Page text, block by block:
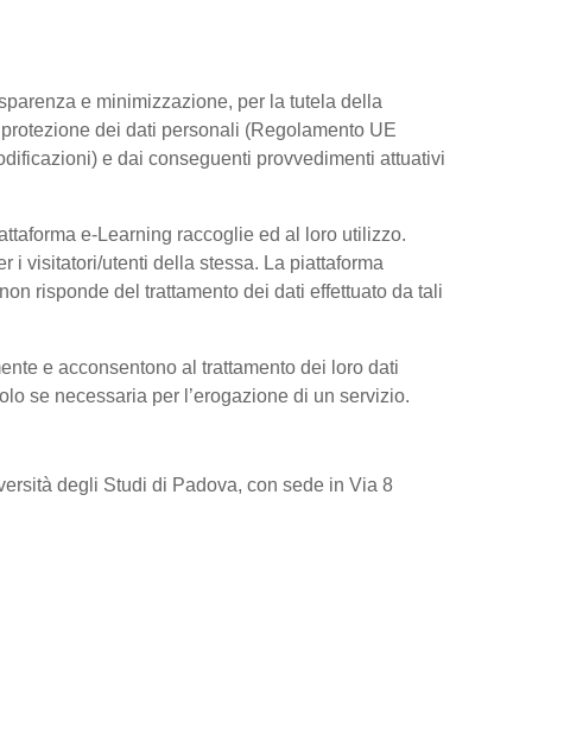
e minimizzazione, per la tutela della
dei dati personali (Regolamento UE
e dai conseguenti provvedimenti attuativi
e-Learning raccoglie ed al loro utilizzo.
i visitatori/utenti della stessa. La piattaforma
risponde del trattamento dei dati effettuato da tali
e acconsentono al trattamento dei loro dati
se necessaria per l’erogazione di un servizio.
degli Studi di Padova, con sede in Via 8